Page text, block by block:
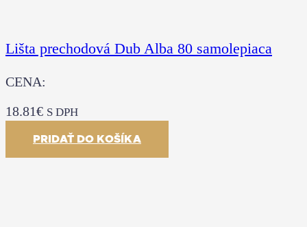
Lišta prechodová Dub Alba 80 samolepiaca
CENA:
18.81€ S DPH
PRIDAŤ DO KOŠÍKA